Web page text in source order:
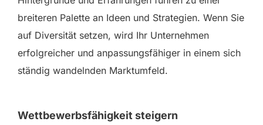
breiteren Palette an Ideen und Strategien. Wenn Sie
auf Diversität setzen, wird Ihr Unternehmen
erfolgreicher und anpassungsfähiger in einem sich
ständig wandelnden Marktumfeld.
Wettbewerbsfähigkeit steigern